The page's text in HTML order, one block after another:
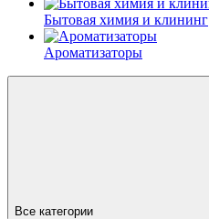
Бытовая химия и клининг
Ароматизаторы
Все категории